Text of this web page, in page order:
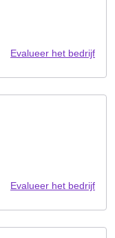
Evalueer het bedrijf
Evalueer het bedrijf